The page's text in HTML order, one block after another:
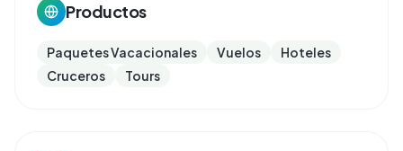
Productos
Paquetes Vacacionales Vuelos
Hoteles
Cruceros
Tours